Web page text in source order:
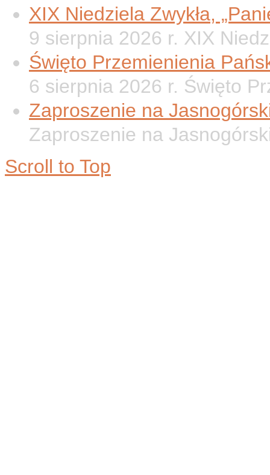
XIX Niedziela Zwykła,
9 sierpnia 2026 r. XIX
Święto Przemienienia
6 sierpnia 2026 r. Święto
Zaproszenie na
Zaproszenie na
Scroll to Top